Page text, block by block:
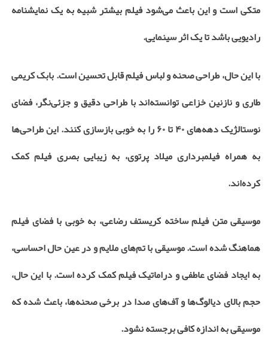
متکی است و این باعث می‌شود فیلم بیشتر شبیه به یک نمایشنامه
رادیویی باشد تا یک اثر سینمایی.
با این حال، طراحی صحنه و لباس فیلم قابل تحسین است. بابک کریمی
طاری و نازنین خزاعی توانسته‌اند با طراحی دقیق و جزئی‌نگر، فضای
نوستالژیک دهه‌های ۴۰ تا ۶۰ را به خوبی بازسازی کنند. این طراحی‌ها
به همراه فیلمبرداری میلاد پرتوی، به زیبایی بصری فیلم کمک
کرده‌اند.
موسیقی متن فیلم ساخته کریستف رضاعی، به خوبی با فضای فیلم
هماهنگ شده است. موسیقی با تم‌های ملایم و در عین حال احساسی،
به ایجاد فضای عاطفی و دراماتیک فیلم کمک کرده است. با این حال،
حجم بالای دیالوگ‌ها و آف‌های صدا در برخی صحنه‌ها، باعث شده که
موسیقی به اندازه کافی برجسته نشود.